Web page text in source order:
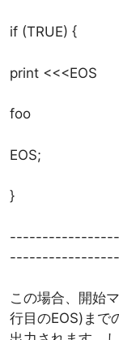
if (TRUE) {
print <<<EOS
foo
EOS;
}
この場合、開始
行目のEOS)まで